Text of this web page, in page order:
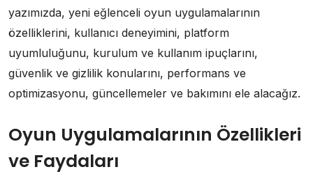
yazımızda, yeni eğlenceli oyun uygulamalarının
özelliklerini, kullanıcı deneyimini, platform
uyumluluğunu, kurulum ve kullanım ipuçlarını,
güvenlik ve gizlilik konularını, performans ve
optimizasyonu, güncellemeler ve bakımını ele alacağız.
Oyun Uygulamalarının Özellikleri
ve Faydaları